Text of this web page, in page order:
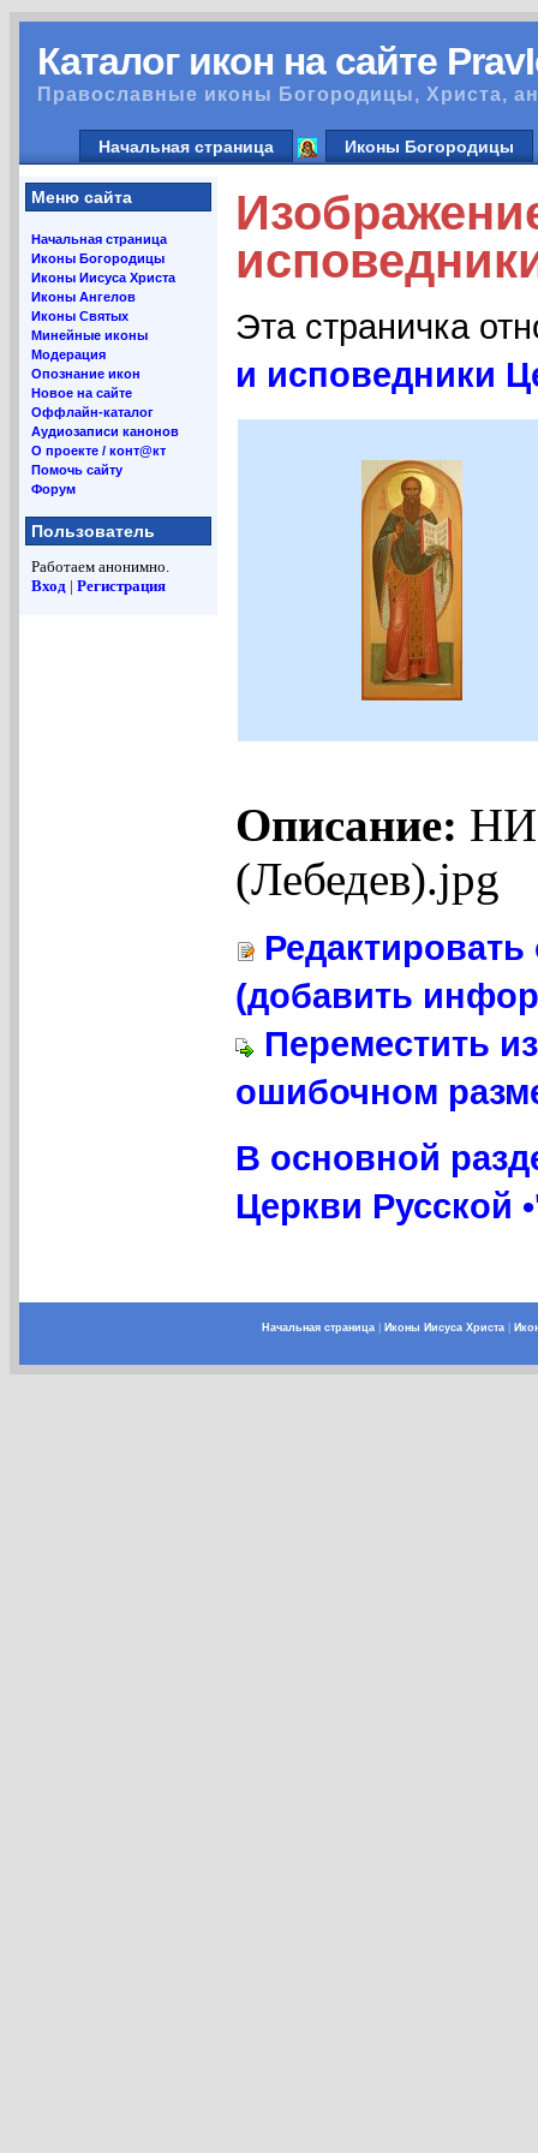
Каталог икон на сайте
Православные иконы Богородицы, Христа,
Начальная страница Иконы Богородицы
Меню сайта
Начальная страница
Иконы Богородицы
Иконы Иисуса Христа
Иконы Ангелов
Иконы Святых
Минейные иконы
Модерация
Опознание икон
Новое на сайте
Оффлайн-каталог
Аудиозаписи канонов
О проекте / конт@кт
Помочь сайту
Форум
Пользователь
Работаем анонимно.
Вход | Регистрация
Эта страничка
и исповедники
Описание:
(Лебедев).jpg
(добавить
Переместить
ошибочном
В основной
Церкви Русской
Начальная страница| Иконы Иисуса Христа|